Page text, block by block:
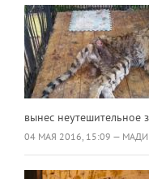
вынес неутешительное
04 МАЯ 2016, 15:09 —